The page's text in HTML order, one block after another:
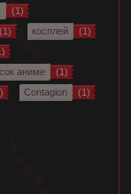
(1)
(1) косплей
(1)
аниме
(1)
Contagion
(1)